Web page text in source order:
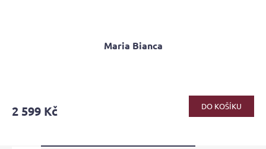
Maria Bianca
2 599 Kč DO KOŠÍKU